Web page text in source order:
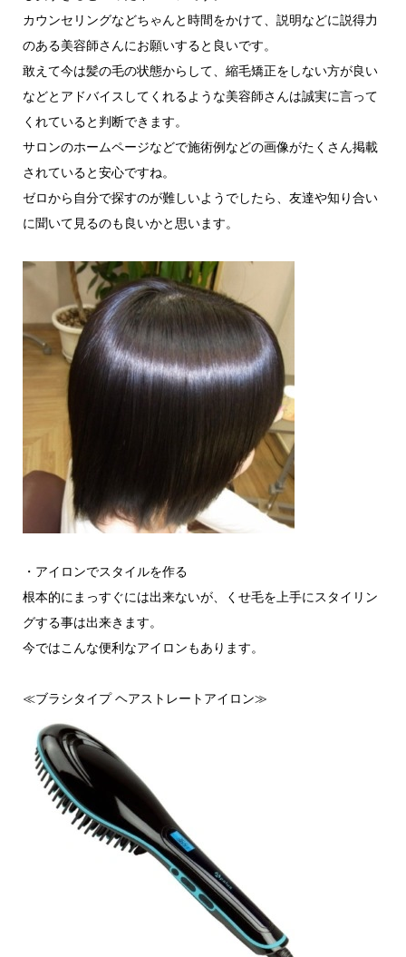
カウンセリングなどちゃんと時間をかけて、説明などに説得力
のある美容師さんにお願いすると良いです。
敢えて今は髪の毛の状態からして、縮毛矯正をしない方が良い
などとアドバイスしてくれるような美容師さんは誠実に言って
くれていると判断できます。
サロンのホームページなどで施術例などの画像がたくさん掲載
されていると安心ですね。
ゼロから自分で探すのが難しいようでしたら、友達や知り合い
に聞いて見るのも良いかと思います。
・アイロンでスタイルを作る
根本的にまっすぐには出来ないが、くせ毛を上手にスタイリン
グする事は出来きます。
今ではこんな便利なアイロンもあります。
≪ブラシタイプ ヘアストレートアイロン≫